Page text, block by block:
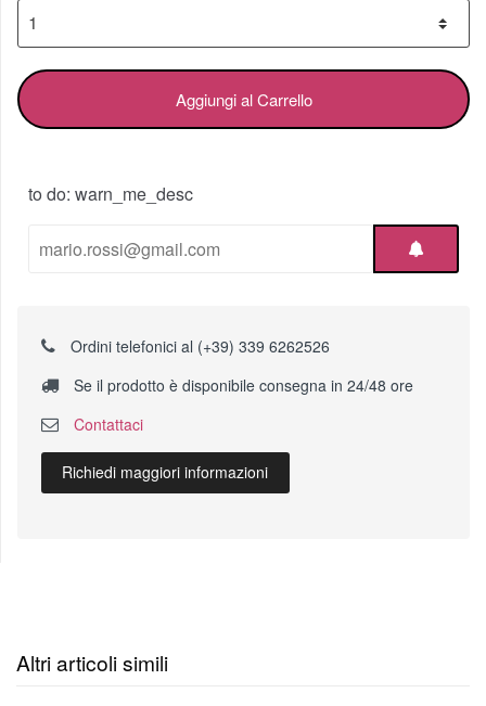
Aggiungi al Carrello
to do: warn_me_desc
Ordini telefonici al (+39) 339 6262526
Se il prodotto è disponibile consegna in 24/48 ore
Contattaci
Richiedi maggiori informazioni
Altri articoli simili